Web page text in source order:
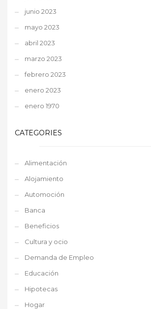
junio 2023
mayo 2023
abril 2023
marzo 2023
febrero 2023
enero 2023
enero 1970
CATEGORIES
Alimentación
Alojamiento
Automoción
Banca
Beneficios
Cultura y ocio
Demanda de Empleo
Educación
Hipotecas
Hogar